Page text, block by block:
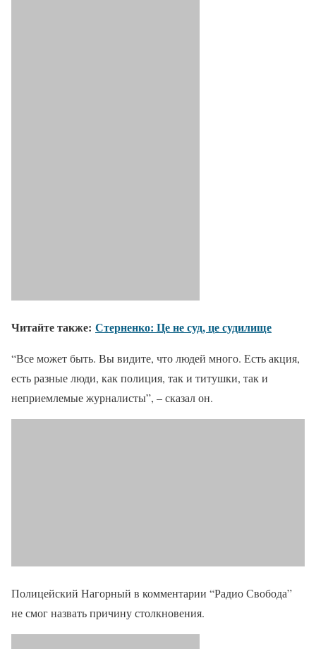
Читайте также: Стерненко: Це не суд, це судилище
“Все может быть. Вы видите, что людей много. Есть акция,
есть разные люди, как полиция, так и титушки, так и
неприемлемые журналисты”, – сказал он.
Полицейский Нагорный в комментарии “Радио Свобода”
не смог назвать причину столкновения.